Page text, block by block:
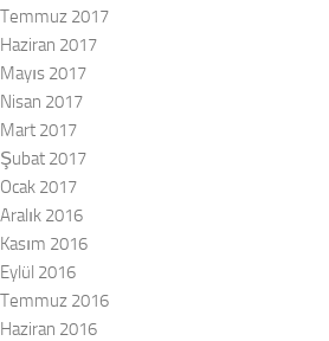
Temmuz 2017
Haziran 2017
Mayıs 2017
Nisan 2017
Mart 2017
Şubat 2017
Ocak 2017
Aralık 2016
Kasım 2016
Eylül 2016
Temmuz 2016
Haziran 2016